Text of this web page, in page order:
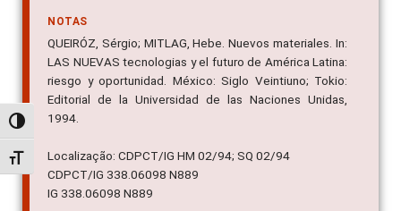
Alternar alto contraste
Alternar tamanho da fonte
NOTAS
QUEIRÓZ, Sérgio; MITLAG, Hebe. Nuevos materiales. In:
LAS NUEVAS tecnologias y el futuro de América Latina:
riesgo y oportunidad. México: Siglo Veintiuno; Tokio:
Editorial de la Universidad de las Naciones Unidas,
1994.
Localização: CDPCT/IG HM 02/94; SQ 02/94
CDPCT/IG 338.06098 N889
IG 338.06098 N889